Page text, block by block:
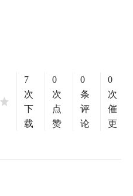
7
次
下
载
0
次
点
赞
0
条
评
论
0
次
催
更